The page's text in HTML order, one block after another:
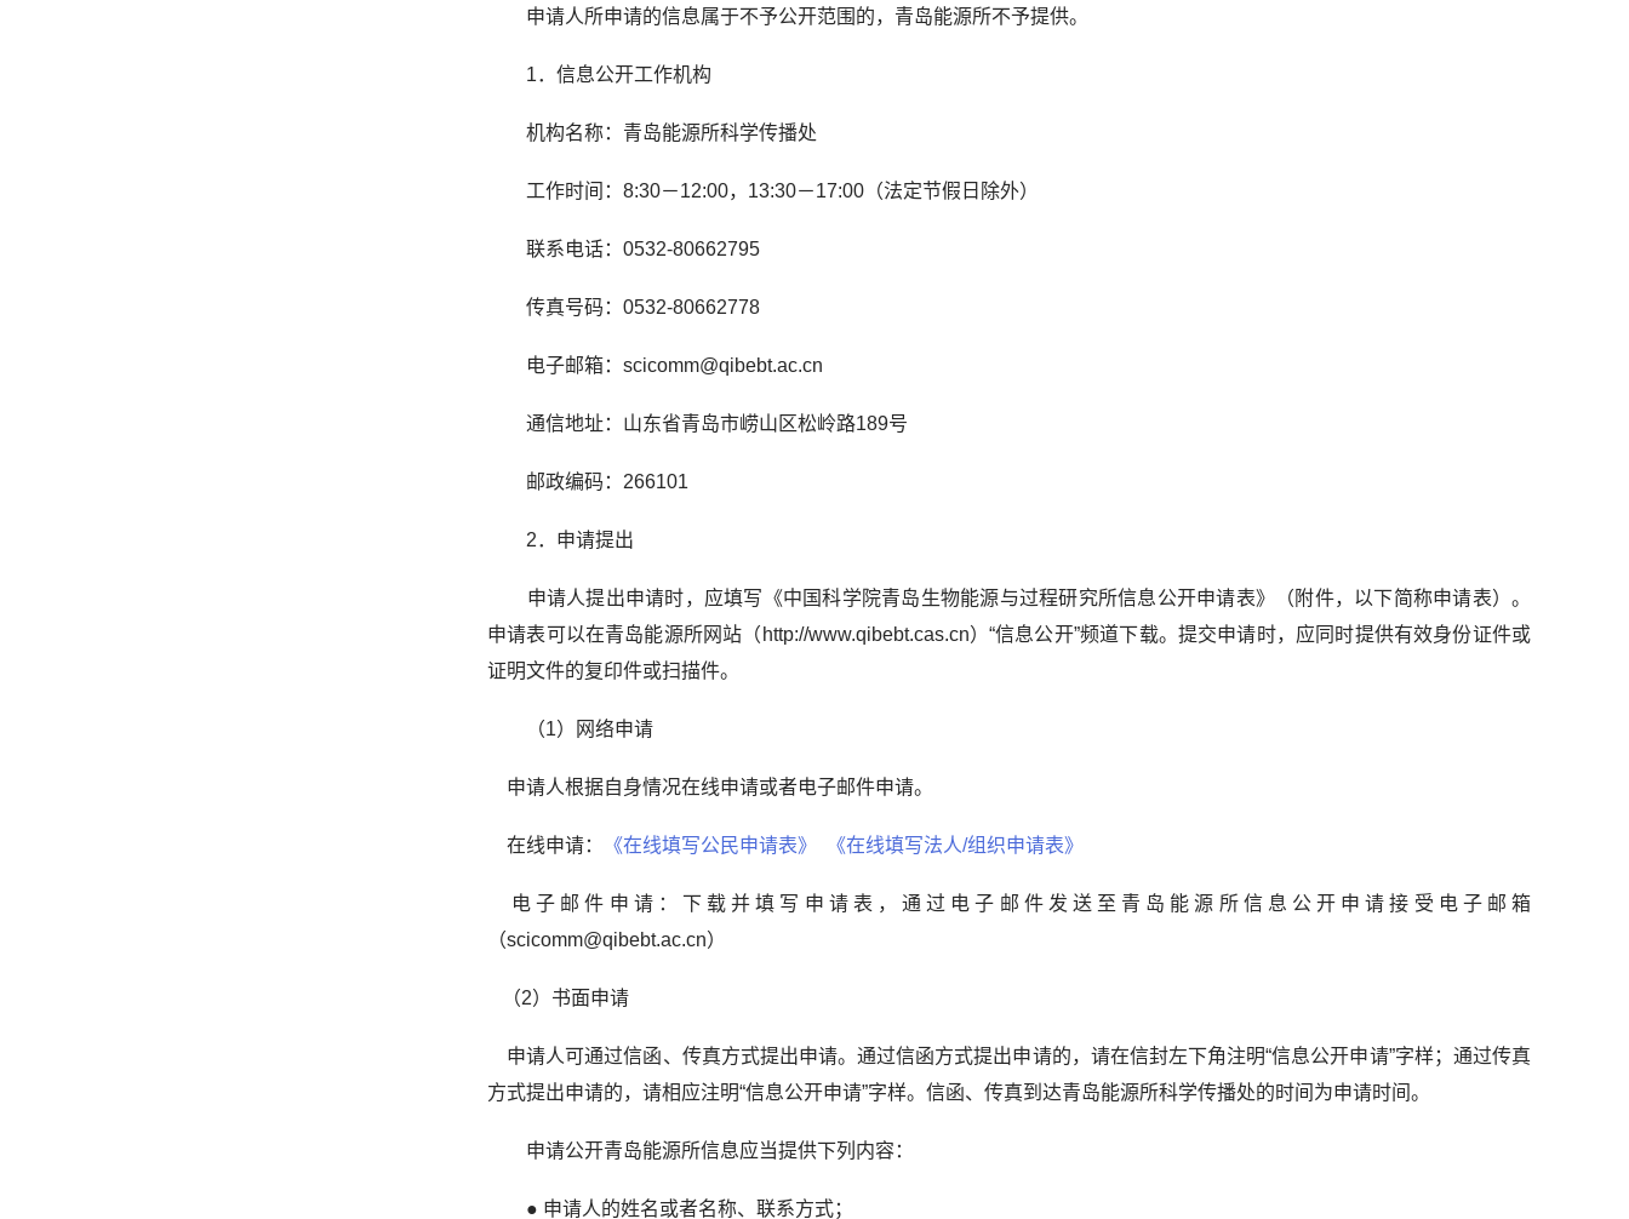
申请人所申请的信息属于不予公开范围的，青岛能源所不予提供。
1．信息公开工作机构
机构名称：青岛能源所科学传播处
工作时间：8:30－12:00，13:30－17:00（法定节假日除外）
联系电话：0532-80662795
传真号码：0532-80662778
电子邮箱：scicomm@qibebt.ac.cn
通信地址：山东省青岛市崂山区松岭路189号
邮政编码：266101
2．申请提出
申请人提出申请时，应填写《中国科学院青岛生物能源与过程研究所信息公开申请表》（附件，以下简称申请表）。
申请表可以在青岛能源所网站（http://www.qibebt.cas.cn）“信息公开”频道下载。提交申请时，应同时提供有效身份证件或
证明文件的复印件或扫描件。
（1）网络申请
申请人根据自身情况在线申请或者电子邮件申请。
在线申请： 《在线填写公民申请表》 《在线填写法人/组织申请表》
电子邮件申请：下载并填写申请表，通过电子邮件发送至青岛能源所信息公开申请接受电子邮箱
（scicomm@qibebt.ac.cn）
（2）书面申请
申请人可通过信函、传真方式提出申请。通过信函方式提出申请的，请在信封左下角注明“信息公开申请”字样；通过传真
方式提出申请的，请相应注明“信息公开申请”字样。信函、传真到达青岛能源所科学传播处的时间为申请时间。
申请公开青岛能源所信息应当提供下列内容：
● 申请人的姓名或者名称、联系方式；